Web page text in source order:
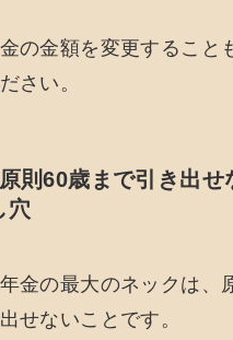
の金額を変更すること
さい。
原則60歳まで引き出
穴
金の最大のネックは、
せないことです。